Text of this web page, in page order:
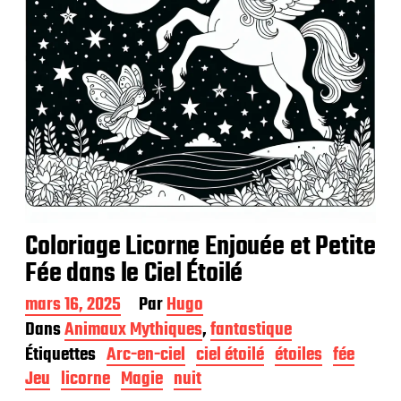
Coloriage Licorne Enjouée et Petite
Fée dans le Ciel Étoilé
D
a
t
e
d
e
mars 16, 2025 ParHugo
DansAnimaux Mythiques,fantastique
Étiquettes Arc-en-ciel ciel étoilé étoiles fée
Jeu licorne Magie nuit